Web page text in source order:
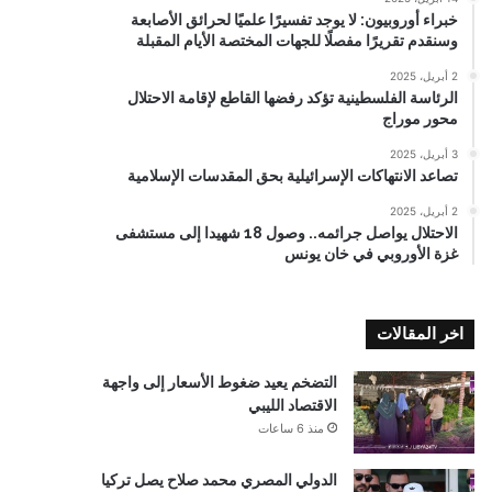
خبراء أوروبيون: لا يوجد تفسيرًا علميًا لحرائق الأصابعة
وسنقدم تقريرًا مفصلًا للجهات المختصة الأيام المقبلة
2 أبريل، 2025
الرئاسة الفلسطينية تؤكد رفضها القاطع لإقامة الاحتلال
محور موراج
3 أبريل، 2025
تصاعد الانتهاكات الإسرائيلية بحق المقدسات الإسلامية
2 أبريل، 2025
الاحتلال يواصل جرائمه.. وصول 18 شهيدا إلى مستشفى
غزة الأوروبي في خان يونس
اخر المقالات
التضخم يعيد ضغوط الأسعار إلى واجهة
الاقتصاد الليبي
منذ 6 ساعات
الدولي المصري محمد صلاح يصل تركيا